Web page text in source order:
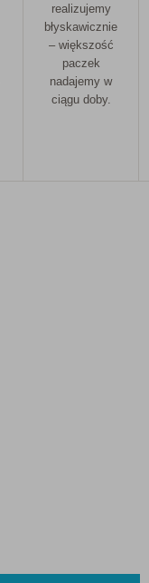
realizujemy
błyskawicznie
– większość
paczek
nadajemy w
ciągu doby.